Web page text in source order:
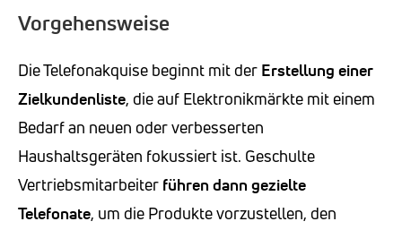
Vorgehensweise
Die Telefonakquise beginnt mit der Erstellung einer
Zielkundenliste, die auf Elektronikmärkte mit einem
Bedarf an neuen oder verbesserten
Haushaltsgeräten fokussiert ist. Geschulte
Vertriebsmitarbeiter führen dann gezielte
Telefonate, um die Produkte vorzustellen, den